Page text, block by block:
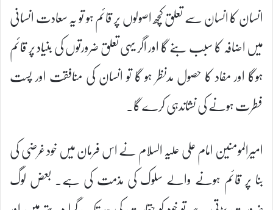
انسان کا انسان سے تعلق کچھ اصولوں پر قائم ہو تو یہ سعادت انسانی
میں اضافہ کا سبب بنے گا اور اگر یہی تعلق ضرورتوں کی بنیاد پر قائم
ہوگا اور مفاد کا حصول مدنظر ہو گا تو انسان کی منافقت اور پست
فطرت ہونے کی نشاندہی کرے گا۔
امیرالمومنین امام علی علیہ السلام نے اس فرمان میں خود غرضی کی
بنا پر قائم ہونے والے سلوک کی مذمت کی ہے۔ بعض لوگ